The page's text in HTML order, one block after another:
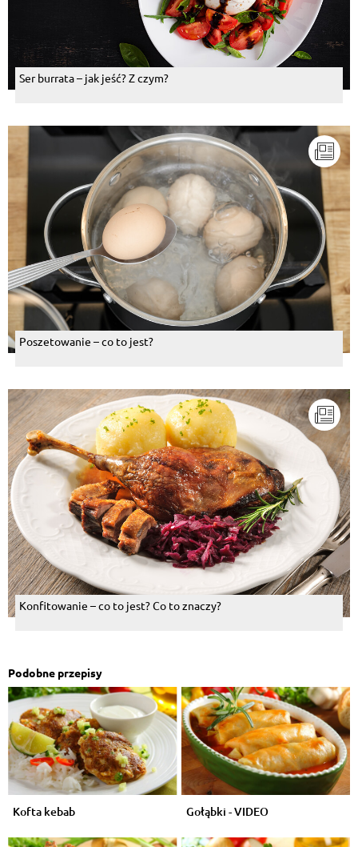
Ser burrata – jak jeść? Z czym?
Poszetowanie – co to jest?
Konfitowanie – co to jest? Co to znaczy?
Podobne przepisy
Kofta kebab Gołąbki - VIDEO